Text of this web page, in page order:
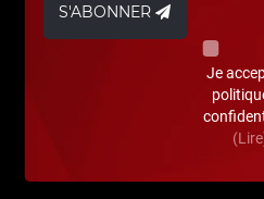
S'ABONNER
Je